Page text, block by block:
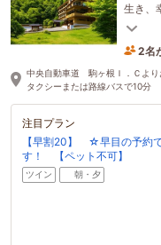
生き、
たしま
9時
中央自動車道 駒ヶ根Ｉ．Ｃよ
タクシーまたは路線バスで10分
注目プラン
【早割20】 ☆早目の予約
す！ 【ペット不可】
ツイン 朝・夕